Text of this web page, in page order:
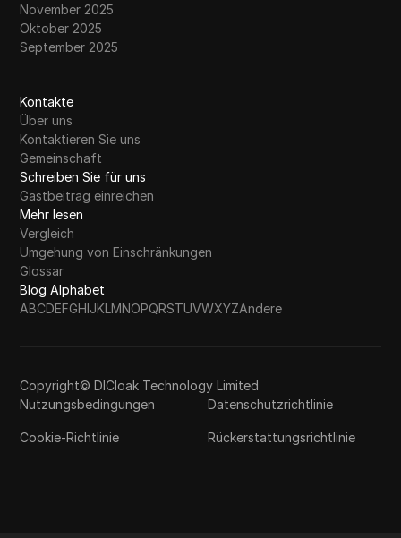
November 2025
Oktober 2025
September 2025
Kontakte
Über uns
Kontaktieren Sie uns
Gemeinschaft
Schreiben Sie für uns
Gastbeitrag einreichen
Mehr lesen
Vergleich
Umgehung von Einschränkungen
Glossar
Blog Alphabet
ABCDEFGHIJKLMNOPQRSTUVWXYZAndere
Copyright© DICloak Technology Limited
Nutzungsbedingungen
Datenschutzrichtlinie
Cookie-Richtlinie Rückerstattungsrichtlinie